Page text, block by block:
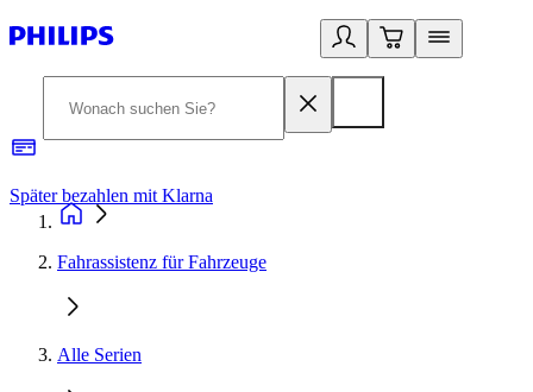
Später bezahlen mit Klarna
Fahrassistenz für Fahrzeuge
Alle Serien